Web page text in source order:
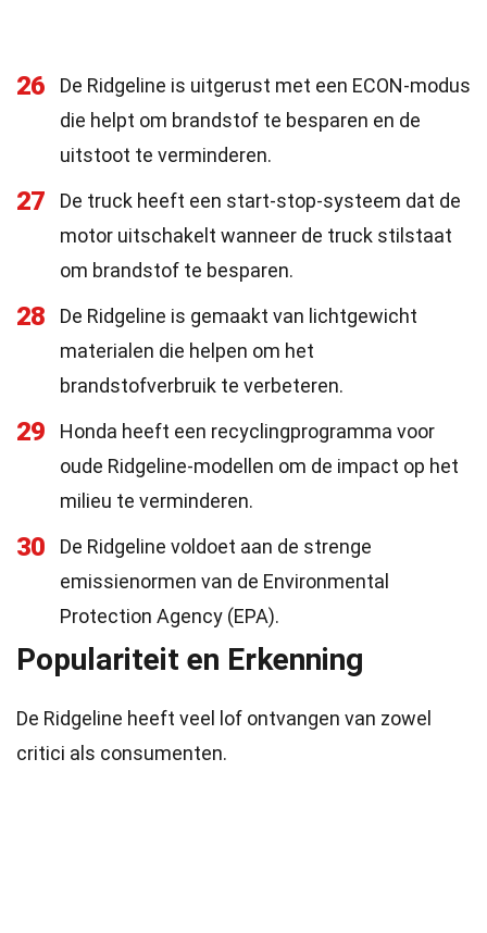
26
De Ridgeline is uitgerust met een ECON-modus
die helpt om brandstof te besparen en de
uitstoot te verminderen.
27
De truck heeft een start-stop-systeem dat de
motor uitschakelt wanneer de truck stilstaat
om brandstof te besparen.
28
De Ridgeline is gemaakt van lichtgewicht
materialen die helpen om het
brandstofverbruik te verbeteren.
29
Honda heeft een recyclingprogramma voor
oude Ridgeline-modellen om de impact op het
milieu te verminderen.
30
De Ridgeline voldoet aan de strenge
emissienormen van de Environmental
Protection Agency (EPA).
Populariteit en Erkenning
De Ridgeline heeft veel lof ontvangen van zowel
critici als consumenten.